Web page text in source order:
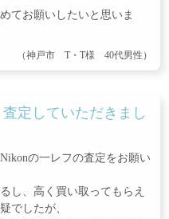
てお願いしたいと思いま
（神戸市 T・T様 40代男性）
定していただきまし
の一レフの査定をお願い
し、高く買い取ってもらえ
でしたが、